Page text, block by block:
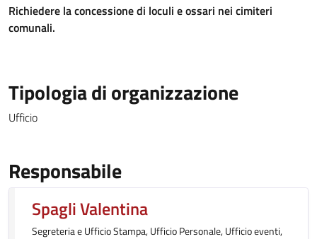
Richiedere la concessione di loculi e ossari nei cimiteri
comunali.
Tipologia di organizzazione
Ufficio
Responsabile
Spagli Valentina
Segreteria e Ufficio Stampa, Ufficio Personale, Ufficio eventi,